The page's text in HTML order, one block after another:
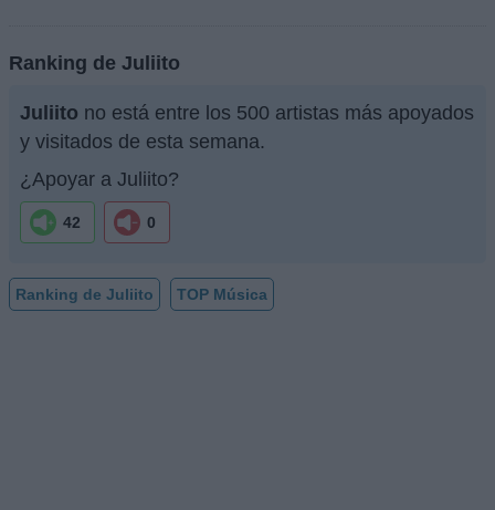
Ranking de Juliito
Juliito no está entre los 500 artistas más apoyados
y visitados de esta semana.
¿Apoyar a Juliito?
42 0
Ranking de Juliito TOP Música